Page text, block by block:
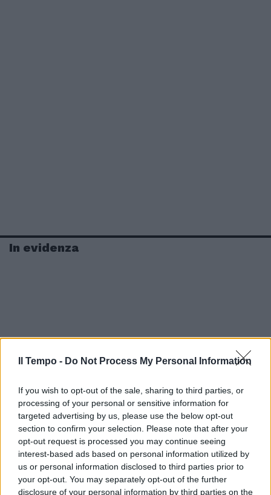
Il Tempo - Do Not Process My Personal Information
If you wish to opt-out of the sale, sharing to third parties, or
processing of your personal or sensitive information for
targeted advertising by us, please use the below opt-out
section to confirm your selection. Please note that after your
opt-out request is processed you may continue seeing
interest-based ads based on personal information utilized by
us or personal information disclosed to third parties prior to
your opt-out. You may separately opt-out of the further
disclosure of your personal information by third parties on the
In evidenza